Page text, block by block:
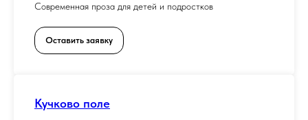
Современная проза для детей и подростков
Оставить заявку
Кучково поле